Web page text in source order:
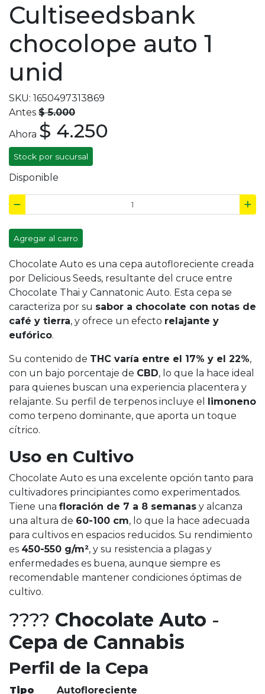
Cultiseedsbank
chocolope auto 1
unid
SKU: 1650497313869
Antes $ 5.000
Ahora $ 4.250
Stock por sucursal
Disponible
Agregar al carro
Chocolate Auto es una cepa autofloreciente creada
por Delicious Seeds, resultante del cruce entre
Chocolate Thai y Cannatonic Auto. Esta cepa se
caracteriza por su sabor a chocolate con notas de
café y tierra, y ofrece un efecto relajante y
eufórico.
Su contenido de THC varía entre el 17% y el 22%,
con un bajo porcentaje de CBD, lo que la hace ideal
para quienes buscan una experiencia placentera y
relajante. Su perfil de terpenos incluye el
limoneno
como terpeno dominante, que aporta un toque
cítrico.
Uso en Cultivo
Chocolate Auto es una excelente opción tanto para
cultivadores principiantes como experimentados.
Tiene una floración de 7 a 8 semanas y alcanza
una altura de 60-100 cm, lo que la hace adecuada
para cultivos en espacios reducidos. Su rendimiento
es 450-550 g/m², y su resistencia a plagas y
enfermedades es buena, aunque siempre es
recomendable mantener condiciones óptimas de
cultivo.
???? Chocolate Auto -
Cepa de Cannabis
Perfil de la Cepa
Tipo Autofloreciente